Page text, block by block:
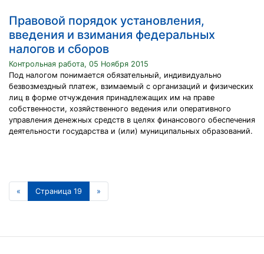
Правовой порядок установления,
введения и взимания федеральных
налогов и сборов
Контрольная работа, 05 Ноября 2015
Под налогом понимается обязательный, индивидуально
безвозмездный платеж, взимаемый с организаций и физических
лиц в форме отчуждения принадлежащих им на праве
собственности, хозяйственного ведения или оперативного
управления денежных средств в целях финансового обеспечения
деятельности государства и (или) муниципальных образований.
« Страница 19 »